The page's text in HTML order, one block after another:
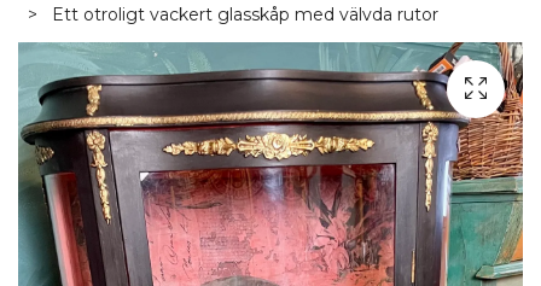
Ett otroligt vackert glasskåp med välvda rutor